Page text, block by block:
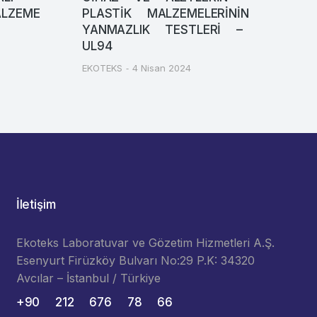
PLASTİK MALZEMELERİNİN
YANMAZLIK TESTLERİ –
UL94
EKOTEKS 4 Nisan 2024
İletişim
Ekoteks Laboratuvar ve Gözetim Hizmetleri A.Ş.
Esenyurt Firüzköy Bulvarı No:29 P.K: 34320
Avcılar – İstanbul / Türkiye
+90 212 676 78 66